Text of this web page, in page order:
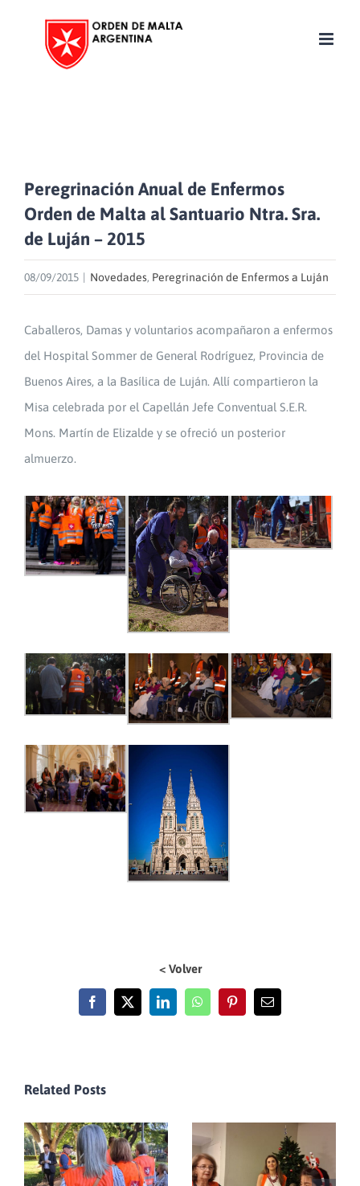
Peregrinación Anual de Enfermos
Orden de Malta al Santuario Ntra. Sra.
de Luján – 2015
08/09/2015 Novedades, Peregrinación de Enfermos a Luján
Caballeros, Damas y voluntarios acompañaron a enfermos
del Hospital Sommer de General Rodríguez, Provincia de
Buenos Aires, a la Basílica de Luján. Allí compartieron la
Misa celebrada por el Capellán Jefe Conventual S.E.R.
Mons. Martín de Elizalde y se ofreció un posterior
almuerzo.
< Volver
Facebook
X LinkedInWhatsAppPinterestEmail
Related Posts